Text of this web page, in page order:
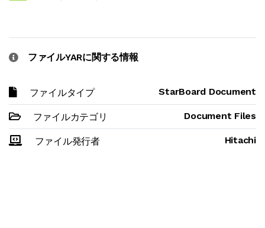
ファイルYARに関する情報
ファイルタイプ StarBoard Document
ファイルカテゴリ Document Files
ファイル発行者 Hitachi